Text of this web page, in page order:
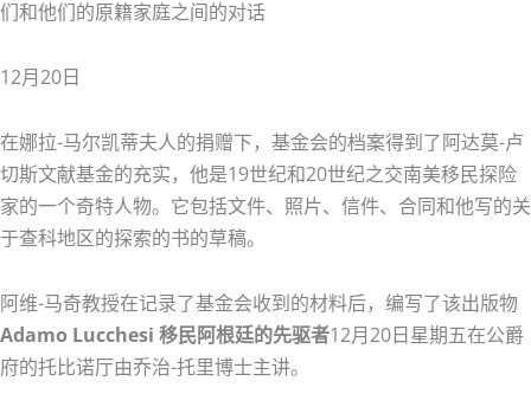
们和他们的原籍家庭之间的对话
12月20日
在娜拉-马尔凯蒂夫人的捐赠下，基金会的档案得到了阿达莫-卢
切斯文献基金的充实，他是19世纪和20世纪之交南美移民探险
家的一个奇特人物。它包括文件、照片、信件、合同和他写的关
于查科地区的探索的书的草稿。
阿维-马奇教授在记录了基金会收到的材料后，编写了该出版物
Adamo Lucchesi 移民阿根廷的先驱者12月20日星期五在公爵
府的托比诺厅由乔治-托里博士主讲。